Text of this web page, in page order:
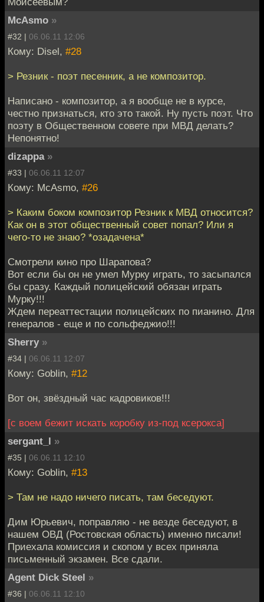
McAsmo »
#32 | 06.06.11 12:06
Кому: Disel, #28
> Резник - поэт песенник, а не композитор.
Написано - композитор, а я вообще не в курсе,
честно признаться, кто это такой. Ну пусть поэт. Что
поэту в Общественном совете при МВД делать?
Непонятно!
dizappa »
#33 | 06.06.11 12:07
Кому: McAsmo, #26
> Каким боком композитор Резник к МВД относится?
Как он в этот общественный совет попал? Или я
чего-то не знаю? *озадачена*
Смотрели кино про Шарапова?
Вот если бы он не умел Мурку играть, то засыпался
бы сразу. Каждый полицейский обязан играть
Мурку!!!
Ждем переаттестации полицейских по пианино. Для
генералов - еще и по сольфеджио!!!
Sherry »
#34 | 06.06.11 12:07
Кому: Goblin, #12
Вот он, звёздный час кадровиков!!!
[с воем бежит искать коробку из-под ксерокса]
sergant_l »
#35 | 06.06.11 12:10
Кому: Goblin, #13
> Там не надо ничего писать, там беседуют.
Дим Юрьевич, поправляю - не везде беседуют, в
нашем ОВД (Ростовская область) именно писали!
Приехала комиссия и скопом у всех приняла
письменный экзамен. Все сдали.
Agent Dick Steel »
#36 | 06.06.11 12:10